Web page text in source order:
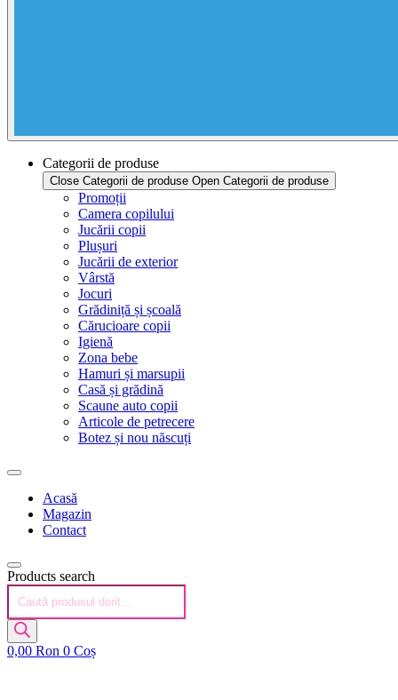
Categorii de produse
Close Categorii de produse Open Categorii de produse
Promoții
Camera copilului
Jucării copii
Plușuri
Jucării de exterior
Vârstă
Jocuri
Grădiniță și școală
Cărucioare copii
Igienă
Zona bebe
Hamuri și marsupii
Casă și grădină
Scaune auto copii
Articole de petrecere
Botez și nou născuți
Acasă
Magazin
Contact
Products search
0,00 Ron 0 Coș